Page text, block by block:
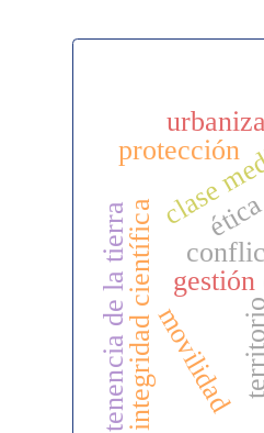
integridad científica territorio
tenencia de la tierra
clase
movilidad
protección